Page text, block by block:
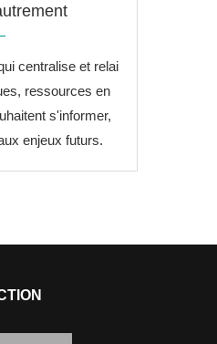
centralise et relai
ressources en
s'informer,
enjeux futurs.